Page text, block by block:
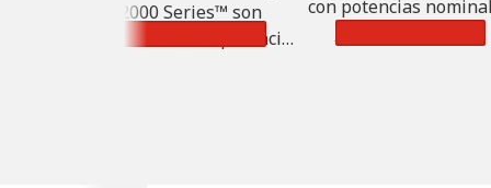
2000 Series™ son
compatibles con potencias
con potencias